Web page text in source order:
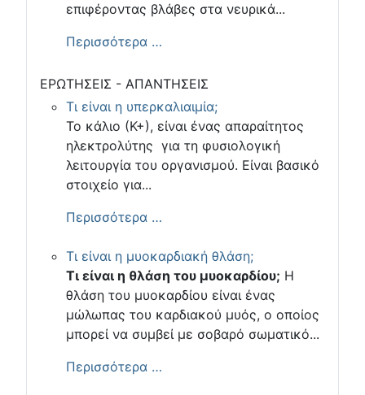
επιφέροντας βλάβες στα νευρικά...
Περισσότερα …
ΕΡΩΤΗΣΕΙΣ - ΑΠΑΝΤΗΣΕΙΣ
Τι είναι η υπερκαλιαιμία;
Το κάλιο (Κ+), είναι ένας απαραίτητος
ηλεκτρολύτης για τη φυσιολογική
λειτουργία του οργανισμού. Είναι βασικό
στοιχείο για...
Περισσότερα …
Τι είναι η μυοκαρδιακή θλάση;
Τι είναι η θλάση του μυοκαρδίου; Η
θλάση του μυοκαρδίου είναι ένας
μώλωπας του καρδιακού μυός, ο οποίος
μπορεί να συμβεί με σοβαρό σωματικό...
Περισσότερα …